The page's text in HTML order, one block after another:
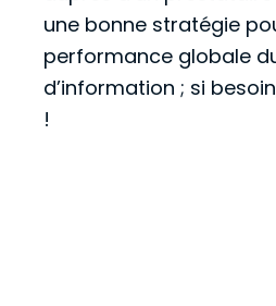
une bonne stratégie
performance globale
d’information ; si
!